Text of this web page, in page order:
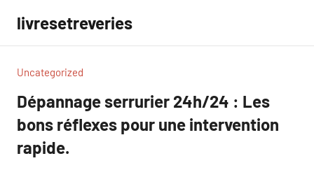
contenu
livresetreveries
Uncategorized
Dépannage serrurier 24h/24 : Les
bons réflexes pour une intervention
rapide.